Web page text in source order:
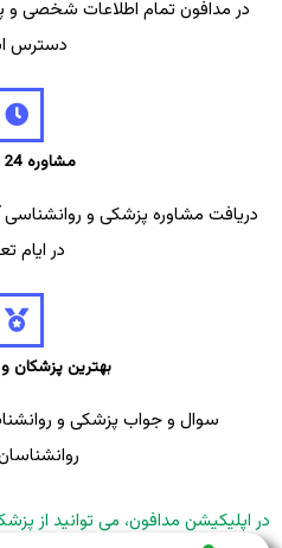
در مدافون تمام اطلاعات شخصی و
دسترس
مشاوره 24 ساعته
دریافت مشاوره پزشکی و
در ایام
بهترین پزشکان
سوال و جواب پزشکی و
در اپلیکیشن مدافون، می توانید از